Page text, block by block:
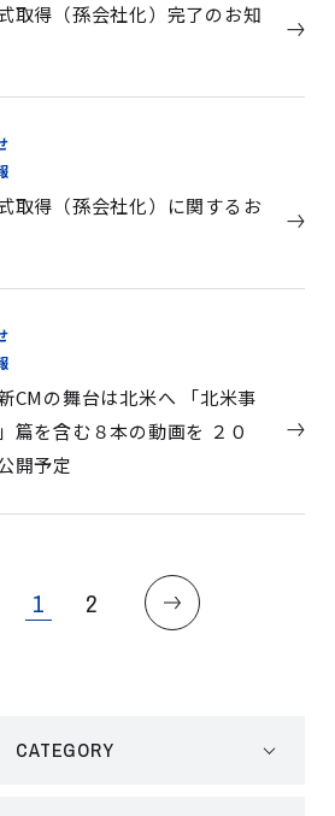
取得（孫会社化）完了のお知
取得（孫会社化）に関するお
CMの舞台は北米へ 「北米事
篇を含む８本の動画を ２０
開予定
1 2
CATEGORY